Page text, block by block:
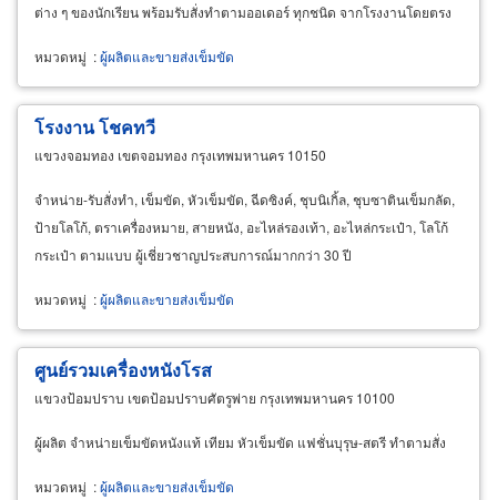
ต่าง ๆ ของนักเรียน พร้อมรับสั่งทำตามออเดอร์ ทุกชนิด จากโรงงานโดยตรง
หมวดหมู่ :ผู้ผลิตและขายส่งเข็มขัด
โรงงาน โชคทวี
แขวงจอมทอง เขตจอมทอง กรุงเทพมหานคร 10150
จำหน่าย-รับสั่งทำ, เข็มขัด, หัวเข็มขัด, ฉีดซิงค์, ชุบนิเกิ้ล, ชุบซาตินเข็มกลัด,
ป้ายโลโก้, ตราเครื่องหมาย, สายหนัง, อะไหล่รองเท้า, อะไหล่กระเป๋า, โลโก้
กระเป๋า ตามแบบ ผู้เชี่ยวชาญประสบการณ์มากกว่า 30 ปี
หมวดหมู่ :ผู้ผลิตและขายส่งเข็มขัด
ศูนย์รวมเครื่องหนังโรส
แขวงป้อมปราบ เขตป้อมปราบศัตรูพ่าย กรุงเทพมหานคร 10100
ผู้ผลิต จำหน่ายเข็มขัดหนังแท้ เทียม หัวเข็มขัด แฟชั่นบุรุษ-สตรี ทำตามสั่ง
หมวดหมู่ :ผู้ผลิตและขายส่งเข็มขัด